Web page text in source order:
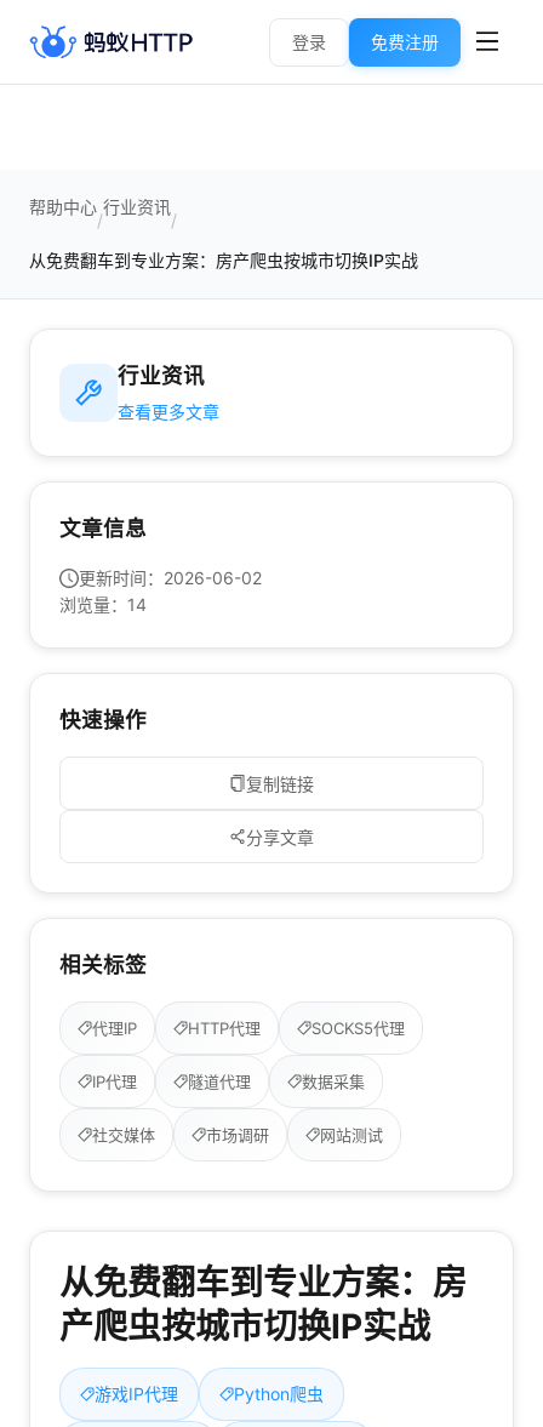
登录 免费注册
帮助中心
/
行业资讯
/
从免费翻车到专业方案：房产爬虫按城市切换IP实战
行业资讯
查看更多文章
文章信息
更新时间： 2026-06-02
浏览量： 14
快速操作
复制链接
分享文章
相关标签
代理IP HTTP代理 SOCKS5代理
IP代理 隧道代理 数据采集
社交媒体 市场调研 网站测试
从免费翻车到专业方案：房
产爬虫按城市切换IP实战
游戏IP代理 Python爬虫